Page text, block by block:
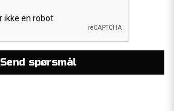
Send spørsmål